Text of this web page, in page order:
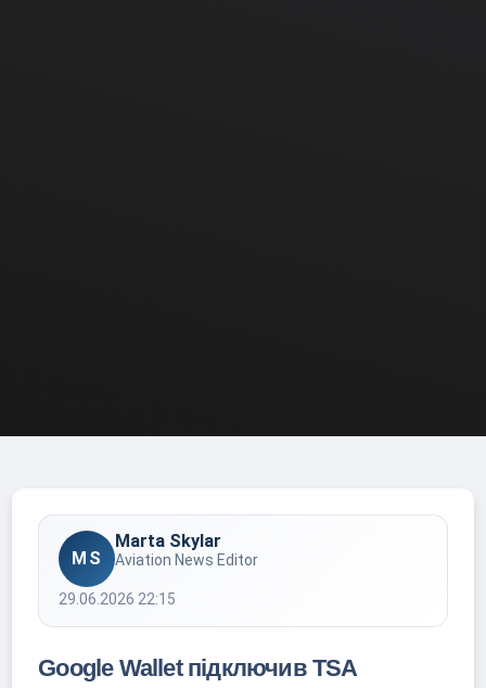
MS
Marta Skylar
Aviation News Editor
29.06.2026 22:15
Google Wallet підключив TSA